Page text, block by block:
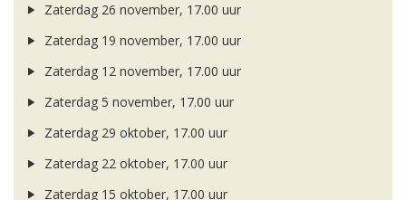
Zaterdag 26 november, 17.00 uur
Zaterdag 19 november, 17.00 uur
Zaterdag 12 november, 17.00 uur
Zaterdag 5 november, 17.00 uur
Zaterdag 29 oktober, 17.00 uur
Zaterdag 22 oktober, 17.00 uur
Zaterdag 15 oktober, 17.00 uur